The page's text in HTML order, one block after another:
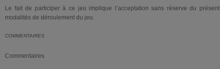
Le fait de participer à ce jeu implique l’acceptation sans réserve du
modalités de déroulement du jeu.
COMMENTAIRES
Commentaires